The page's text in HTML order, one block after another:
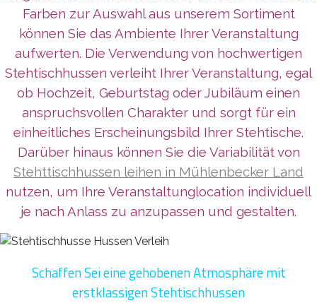
Farben zur Auswahl aus unserem Sortiment
können Sie das Ambiente Ihrer Veranstaltung
aufwerten. Die Verwendung von hochwertigen
Stehtischhussen verleiht Ihrer Veranstaltung, egal
ob Hochzeit, Geburtstag oder Jubiläum einen
anspruchsvollen Charakter und sorgt für ein
einheitliches Erscheinungsbild Ihrer Stehtische.
Darüber hinaus können Sie die Variabilitätvon
Stehttischhussen leihen in Mühlenbecker Land
nutzen, um Ihre Veranstaltunglocation individuell
je nach Anlass zu anzupassen und gestalten.
Schaffen Sei eine gehobenen Atmosphäre mit
erstklassigen Stehtischhussen